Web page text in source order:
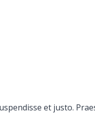
et justo.